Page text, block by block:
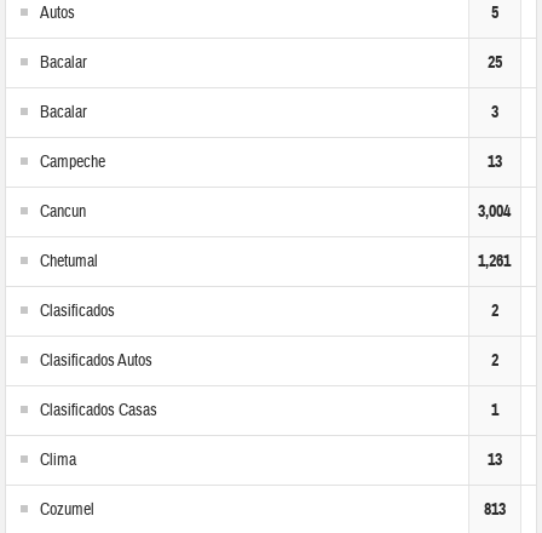
Autos 5
Bacalar 25
Bacalar 3
Campeche 13
Cancun 3,004
Chetumal 1,261
Clasificados 2
Clasificados Autos 2
Clasificados Casas 1
Clima 13
Cozumel 813